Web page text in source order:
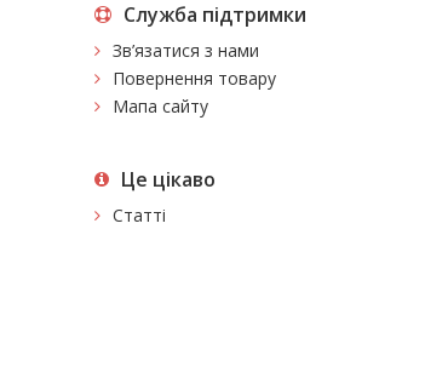
Служба підтримки
Зв’язатися з нами
Повернення товару
Мапа сайту
Це цiкаво
Статті